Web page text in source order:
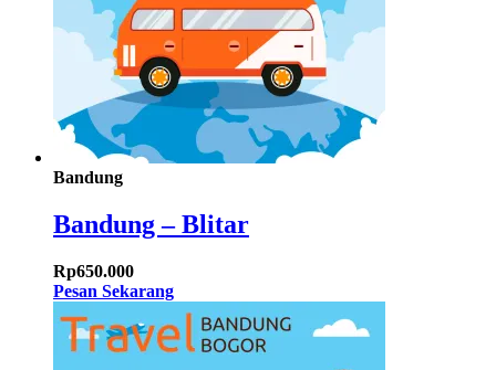
Bandung
Bandung – Blitar
Rp650.000
Pesan Sekarang